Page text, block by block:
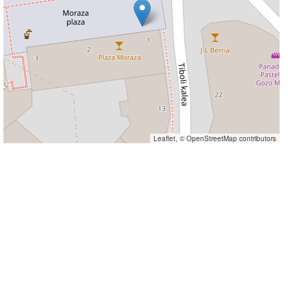
Leaflet, ©OpenStreetMapcontributors